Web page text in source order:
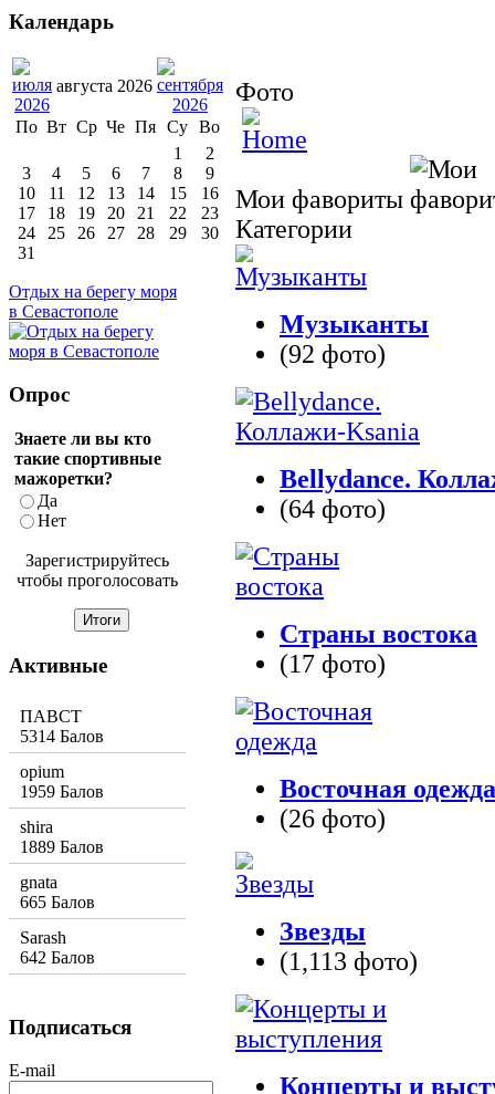
Фото
Мои фавориты
Категории
Музыканты
(92 фото)
Bellydance.
(64 фото)
Страны востока
(17 фото)
Восточная одежда
(26 фото)
Звезды
(1,113 фото)
Концерты и
Календарь
августа 2026
По Вт Ср Че Пя Су Во
1
2
3
4 5 6 7 8
9
10
11 12 13 14 15
16
17
18 19 20 21 22
23
24
25 26 27 28 29
30
31
Отдых на берегу моря
в Севастополе
Опрос
Знаете ли вы кто
такие спортивные
мажоретки?
Да
Нет
Зарегистрируйтесь
чтобы проголосовать
Активные
ПАВСТ
5314 Балов
opium
1959 Балов
shira
1889 Балов
gnata
665 Балов
Sarash
642 Балов
Подписаться
E-mail